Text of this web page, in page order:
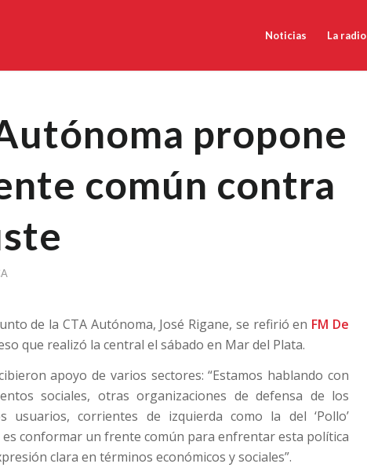
Noticias La radio
propone
común contra
de la CTA Autónoma, José Rigane, se refirió en FM De
que realizó la central el sábado en Mar del Plata.
apoyo de varios sectores: “Estamos hablando con
sociales, otras organizaciones de defensa de los
usuarios, corrientes de izquierda como la del ‘Pollo’
es conformar un frente común para enfrentar esta política
clara en términos económicos y sociales”.